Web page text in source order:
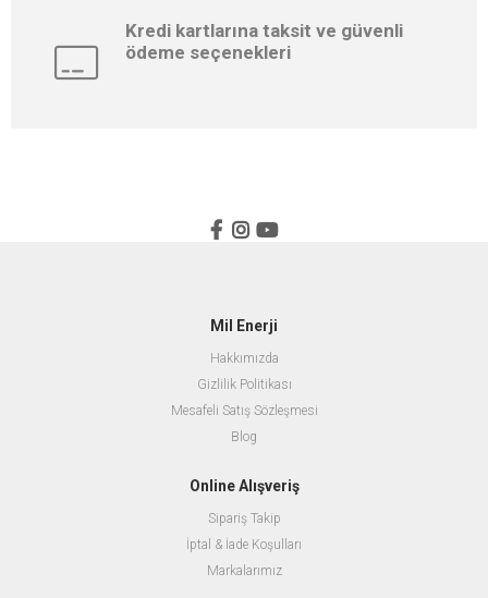
Kredi kartlarına taksit ve güvenli
ödeme seçenekleri
Mil Enerji
Hakkımızda
Gizlilik Politikası
Mesafeli Satış Sözleşmesi
Blog
Online Alışveriş
Sipariş Takip
İptal & İade Koşulları
Markalarımız